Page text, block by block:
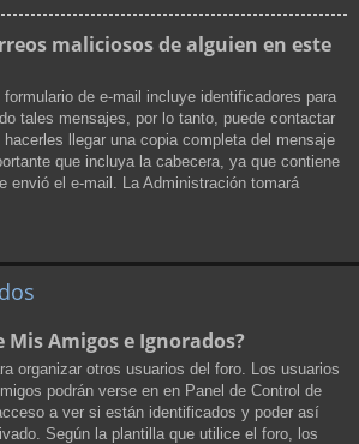
maliciosos de alguien en este
formulario de e-mail incluye identificadores para
tales mensajes, por lo tanto, puede contactar
llegar una copia completa del mensaje
que incluya la cabecera, ya que contiene
envió el e-mail. La Administración tomará
Mis Amigos e Ignorados?
organizar otros usuarios del foro. Los usuarios
podrán verse en en Panel de Control de
a ver si están identificados y poder así
Según la plantilla que utilice el foro, los